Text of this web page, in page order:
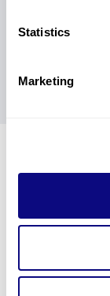
Statistics
Marketing